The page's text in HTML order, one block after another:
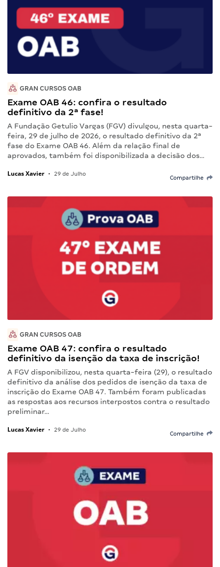
GRAN CURSOS OAB
Exame OAB 46: confira o resultado
definitivo da 2ª fase!
A Fundação Getulio Vargas (FGV) divulgou, nesta quarta-
feira, 29 de julho de 2026, o resultado definitivo da 2ª
fase do Exame OAB 46. Além da relação final de
aprovados, também foi disponibilizada a decisão dos…
Lucas Xavier • 29 de Julho
Compartilhe
GRAN CURSOS OAB
Exame OAB 47: confira o resultado
definitivo da isenção da taxa de inscrição!
A FGV disponibilizou, nesta quarta-feira (29), o resultado
definitivo da análise dos pedidos de isenção da taxa de
inscrição do Exame OAB 47. Também foram publicadas
as respostas aos recursos interpostos contra o resultado
preliminar…
Lucas Xavier • 29 de Julho
Compartilhe